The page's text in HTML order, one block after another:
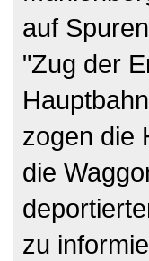
auf
"Zug der
zogen die
die
zu